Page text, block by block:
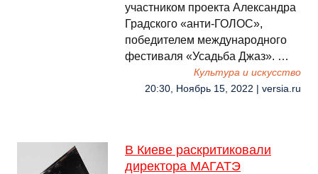
участником проекта Александра
Градского «анти-ГОЛОС»,
победителем международного
фестиваля «Усадьба Джаз». …
Культура и искусство
20:30, Ноябрь 15, 2022 | versia.ru
В Киеве раскритиковали
директора МАГАТЭ